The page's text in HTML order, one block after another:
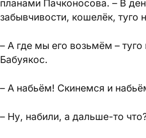
планами Пачконосова. – В
забывчивости, кошелёк, туго
– А где мы его возьмём –
Бабуякос.
– А набьём! Скинемся и
– Ну, набили, а дальше-то